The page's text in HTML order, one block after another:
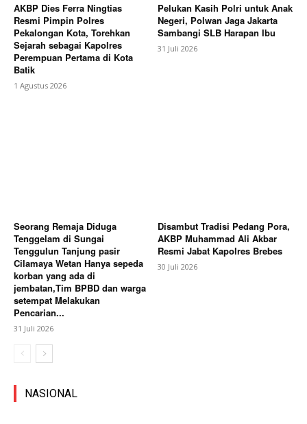
AKBP Dies Ferra Ningtias
Resmi Pimpin Polres
Pekalongan Kota, Torehkan
Sejarah sebagai Kapolres
Perempuan Pertama di Kota
Batik
1 Agustus 2026
Pelukan Kasih Polri untuk Anak
Negeri, Polwan Jaga Jakarta
Sambangi SLB Harapan Ibu
31 Juli 2026
Seorang Remaja Diduga
Tenggelam di Sungai
Tenggulun Tanjung pasir
Cilamaya Wetan Hanya sepeda
korban yang ada di
jembatan,Tim BPBD dan warga
setempat Melakukan
Pencarian...
31 Juli 2026
Disambut Tradisi Pedang Pora,
AKBP Muhammad Ali Akbar
Resmi Jabat Kapolres Brebes
30 Juli 2026
NASIONAL